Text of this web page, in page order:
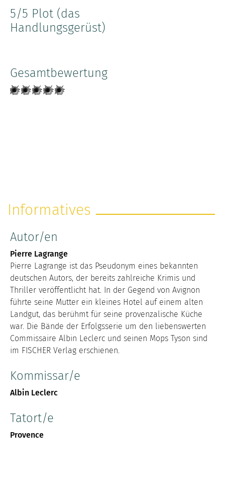
5/5 Plot (das
Handlungsgerüst)
Gesamtbewertung
Informatives
Autor/en
Pierre Lagrange
Pierre Lagrange ist das Pseudonym eines bekannten
deutschen Autors, der bereits zahlreiche Krimis und
Thriller veröffentlicht hat. In der Gegend von Avignon
führte seine Mutter ein kleines Hotel auf einem alten
Landgut, das berühmt für seine provenzalische Küche
war. Die Bände der Erfolgsserie um den liebenswerten
Commissaire Albin Leclerc und seinen Mops Tyson sind
im FISCHER Verlag erschienen.
Kommissar/e
Albin Leclerc
Tatort/e
Provence